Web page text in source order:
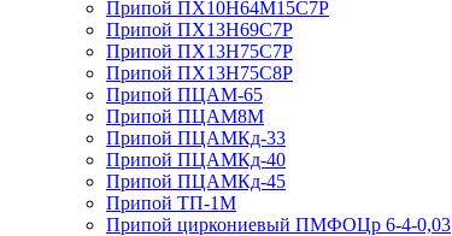
Припой ПХ10Н64М15С7Р
Припой ПХ13Н69С7Р
Припой ПХ13Н75С7Р
Припой ПХ13Н75С8Р
Припой ПЦАМ-65
Припой ПЦАМ8М
Припой ПЦАМКд-33
Припой ПЦАМКд-40
Припой ПЦАМКд-45
Припой ТП-1М
Припой циркониевый ПМФОЦр 6-4-0,03